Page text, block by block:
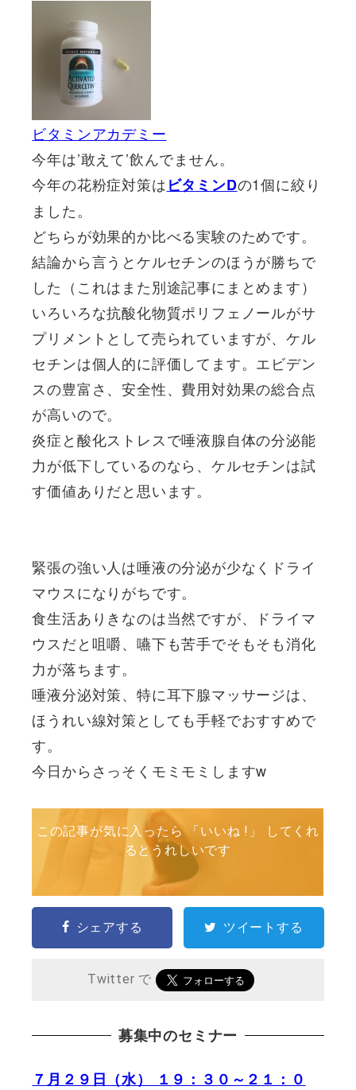
ビタミンアカデミー
今年は’敢えて’飲んでません。
今年の花粉症対策はビタミンDの1個に絞り
ました。
どちらが効果的か比べる実験のためです。
結論から言うとケルセチンのほうが勝ちで
した（これはまた別途記事にまとめます）
いろいろな抗酸化物質ポリフェノールがサ
プリメントとして売られていますが、ケル
セチンは個人的に評価してます。エビデン
スの豊富さ、安全性、費用対効果の総合点
が高いので。
炎症と酸化ストレスで唾液腺自体の分泌能
力が低下しているのなら、ケルセチンは試
す価値ありだと思います。
緊張の強い人は唾液の分泌が少なくドライ
マウスになりがちです。
食生活ありきなのは当然ですが、ドライマ
ウスだと咀嚼、嚥下も苦手でそもそも消化
力が落ちます。
唾液分泌対策、特に耳下腺マッサージは、
ほうれい線対策としても手軽でおすすめで
す。
今日からさっそくモミモミしますw
この記事が気に入ったら 「いいね !」 してくれ
るとうれしいです
シェアする ツイートする
Twitter で
募集中のセミナー
７月２９日（水） １９：３０～２１：０